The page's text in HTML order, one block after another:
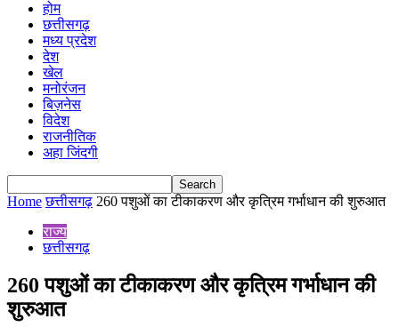
होम
छत्तीसगढ़
मध्य प्रदेश
देश
खेल
मनोरंजन
बिज़नेस
विदेश
राजनीतिक
अहा जिंदगी
Home छत्तीसगढ़ 260 पशुओं का टीकाकरण और कृत्रिम गर्भाधान की शुरुआत
राज्य
छत्तीसगढ़
260 पशुओं का टीकाकरण और कृत्रिम गर्भाधान की
शुरुआत